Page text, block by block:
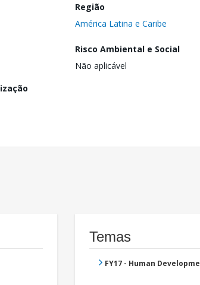
Região
América Latina e Caribe
Risco Ambiental e Social
Não aplicável
Temas
FY17 - Human